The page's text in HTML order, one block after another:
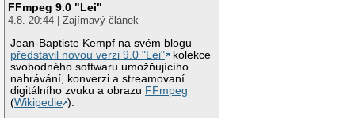
FFmpeg 9.0 "Lei"
4.8. 20:44 | Zajímavý článek
Jean-Baptiste Kempf na svém blogu
představil novou verzi 9.0 "Lei"
kolekce
svobodného softwaru umožňujícího
nahrávání, konverzi a streamovaní
digitálního zvuku a obrazu FFmpeg
(Wikipedie ).